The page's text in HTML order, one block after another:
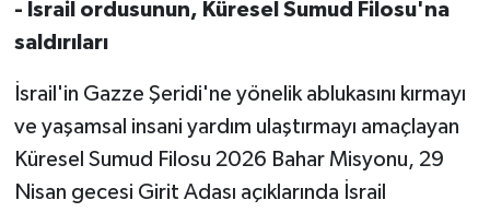
- İsrail ordusunun, Küresel Sumud Filosu'na
saldırıları
İsrail'in Gazze Şeridi'ne yönelik ablukasını kırmayı
ve yaşamsal insani yardım ulaştırmayı amaçlayan
Küresel Sumud Filosu 2026 Bahar Misyonu, 29
Nisan gecesi Girit Adası açıklarında İsrail